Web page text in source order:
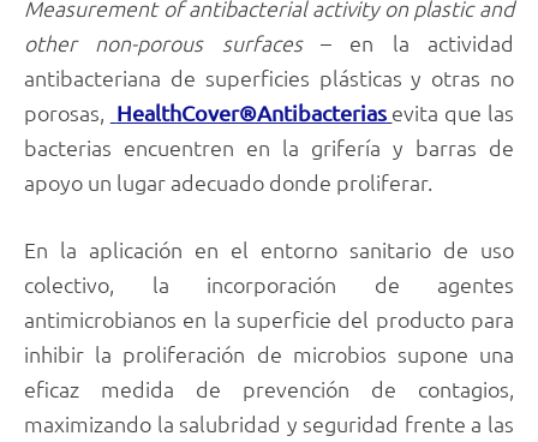
Measurement of antibacterial activity on plastic and
other non-porous surfaces– en la actividad
antibacteriana de superficies plásticas y otras no
porosas, HealthCover®Antibacterias evita que las
bacterias encuentren en la grifería y barras de
apoyo un lugar adecuado donde proliferar.
En la aplicación en el entorno sanitario de uso
colectivo, la incorporación de agentes
antimicrobianos en la superficie del producto para
inhibir la proliferación de microbios supone una
eficaz medida de prevención de contagios,
maximizando la salubridad y seguridad frente a las